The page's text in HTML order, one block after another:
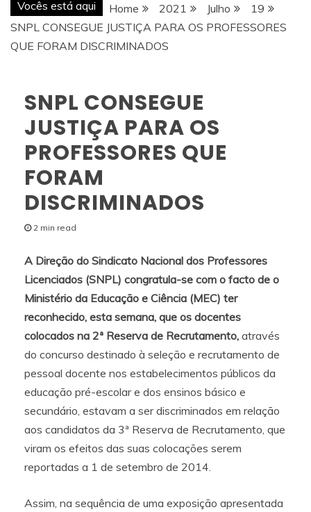
Vocês está aqui Home 2021 Julho
19
SNPL CONSEGUE JUSTIÇA PARA OS PROFESSORES
QUE FORAM DISCRIMINADOS
SNPL CONSEGUE
JUSTIÇA PARA OS
PROFESSORES QUE
FORAM
DISCRIMINADOS
2 min read
A Direção do Sindicato Nacional dos Professores
Licenciados (SNPL) congratula-se com o facto de o
Ministério da Educação e Ciência (MEC) ter
reconhecido, esta semana, que os docentes
colocados na 2ª Reserva de Recrutamento, através
do concurso destinado à seleção e recrutamento de
pessoal docente nos estabelecimentos públicos da
educação pré-escolar e dos ensinos básico e
secundário, estavam a ser discriminados em relação
aos candidatos da 3ª Reserva de Recrutamento, que
viram os efeitos das suas colocações serem
reportadas a 1 de setembro de 2014.
Assim, na sequência de uma exposição apresentada